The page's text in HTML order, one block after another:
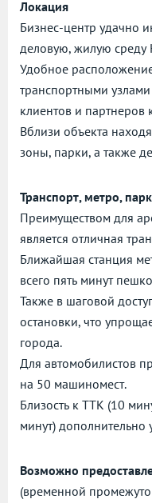
Локация
Бизнес-центр удачно
деловую, жилую
Удобное
транспортными узлами
клиентов и партнеров
Вблизи объекта
зоны, парки, а также
Транспорт, метро,
Преимуществом для
является отличная
Ближайшая станция
всего пять минут
Также в шаговой
остановки, что
города.
Для автомобилистов
на 50 машиномест.
Близость к ТТК (10
минут) дополнительно
Возможно
(временной